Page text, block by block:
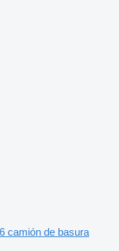
camión de basura